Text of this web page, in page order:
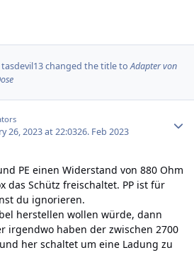
tasdevil13changed the title toAdapter von
26, 2023 at 22:0326. Feb 2023
PE einen Widerstand von 880 Ohm
das Schütz freischaltet. PP ist für
du ignorieren.
herstellen wollen würde, dann
irgendwo haben der zwischen 2700
her schaltet um eine Ladung zu